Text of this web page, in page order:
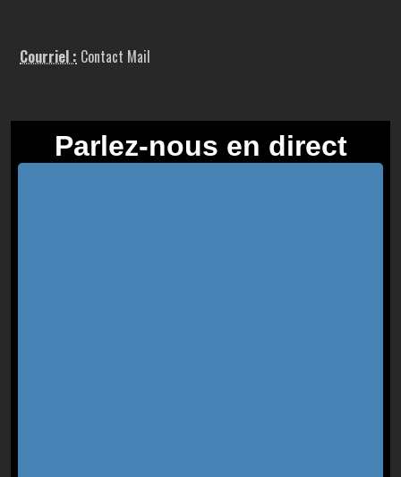
Courriel : Contact Mail